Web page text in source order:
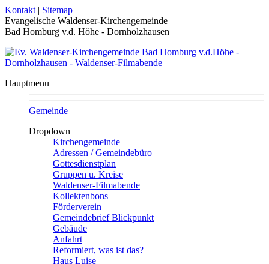
Kontakt | Sitemap
Evangelische Waldenser-Kirchengemeinde
Bad Homburg v.d. Höhe - Dornholzhausen
Hauptmenu
Gemeinde
Dropdown
Kirchengemeinde
Adressen / Gemeindebüro
Gottesdienstplan
Gruppen u. Kreise
Waldenser-Filmabende
Kollektenbons
Förderverein
Gemeindebrief Blickpunkt
Gebäude
Anfahrt
Reformiert, was ist das?
Haus Luise